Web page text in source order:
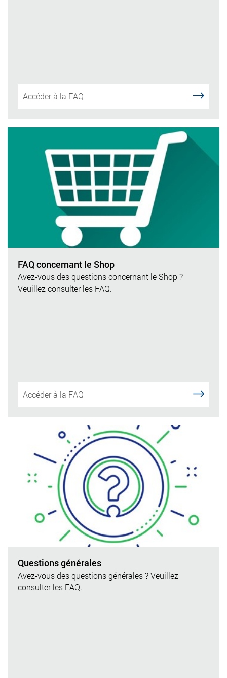
Accéder à la FAQ
FAQ concernant le Shop
Avez-vous des questions concernant le Shop ?
Veuillez consulter les FAQ.
Accéder à la FAQ
Questions générales
Avez-vous des questions générales ? Veuillez
consulter les FAQ.